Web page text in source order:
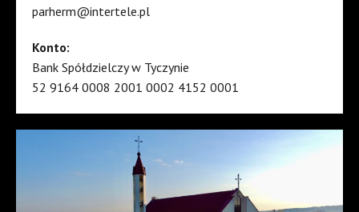
parherm@intertele.pl
Konto:
Bank Spółdzielczy w Tyczynie
52 9164 0008 2001 0002 4152 0001